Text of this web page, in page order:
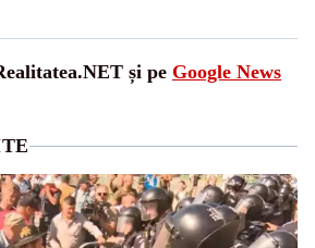
și pe Google News